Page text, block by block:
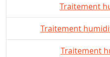
Traitement
Traitement
Traitement